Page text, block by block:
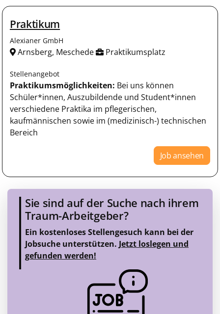
Praktikum
Alexianer GmbH
Arnsberg, Meschede Praktikumsplatz
Stellenangebot
Praktikumsmöglichkeiten: Bei uns können
Schüler*innen, Auszubildende und Student*innen
verschiedene Praktika im pflegerischen,
kaufmännischen sowie im (medizinisch-) technischen
Bereich
Job ansehen
Sie sind auf der Suche nach ihrem
Traum-Arbeitgeber?
Ein kostenloses Stellengesuch kann bei der
Jobsuche unterstützen. Jetzt loslegen und
gefunden werden!